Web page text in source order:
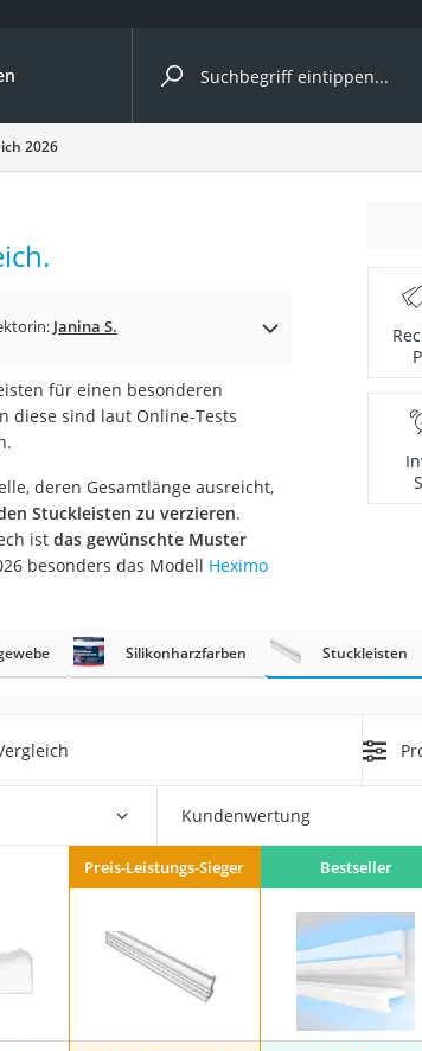
Vergleiche nach Kategorie
2 Innengeräte
2026
Janina S.
für einen besonderen
diese sind laut Online-Tests
deren Gesamtlänge ausreicht,
Stuckleisten zu verzieren.
ist das gewünschte Muster
besonders das Modell Heximo
Silikonharzfarben Stuckleisten
Kundenwertung
Preis-Leistungs-Sieger Bestseller